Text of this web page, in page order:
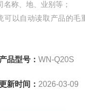
名称、地、业别等；
可以自动读取产品的毛
产品型号： WN-Q20S
新时间： 2026-03-09